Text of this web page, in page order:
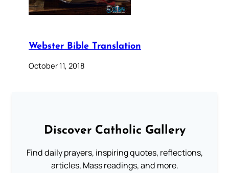
Webster Bible Translation
October 11, 2018
Discover Catholic Gallery
Find daily prayers, inspiring quotes, reflections,
articles, Mass readings, and more.